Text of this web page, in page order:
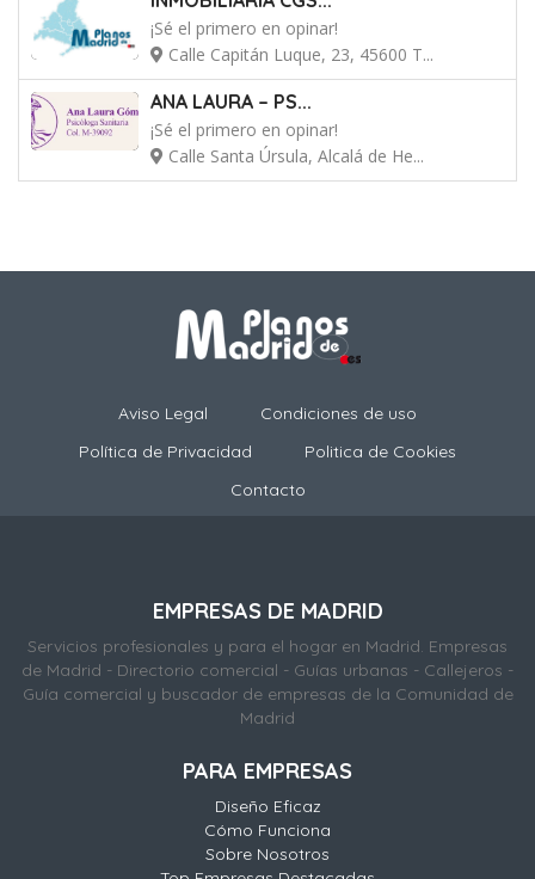
¡Sé el primero en opinar!
Calle Capitán Luque, 23, 45600 T...
ANA LAURA – PS...
¡Sé el primero en opinar!
Calle Santa Úrsula, Alcalá de He...
Aviso Legal
Condiciones de uso
Política de Privacidad
Politica de Cookies
Contacto
EMPRESAS DE MADRID
Servicios profesionales y para el hogar en Madrid. Empresas
de Madrid - Directorio comercial - Guías urbanas - Callejeros -
Guía comercial y buscador de empresas de la Comunidad de
Madrid
PARA EMPRESAS
Diseño Eficaz
Cómo Funciona
Sobre Nosotros